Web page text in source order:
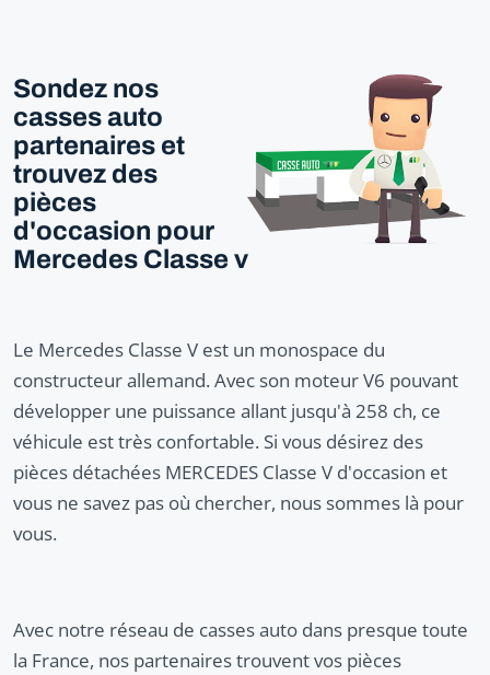
Sondez nos
casses auto
partenaires et
trouvez des
pièces
d'occasion pour
Mercedes Classe v
Le Mercedes Classe V est un monospace du
constructeur allemand. Avec son moteur V6 pouvant
développer une puissance allant jusqu'à 258 ch, ce
véhicule est très confortable. Si vous désirez des
pièces détachées MERCEDES Classe V d'occasion et
vous ne savez pas où chercher, nous sommes là pour
vous.
Avec notre réseau de casses auto dans presque toute
la France, nos partenaires trouvent vos pièces